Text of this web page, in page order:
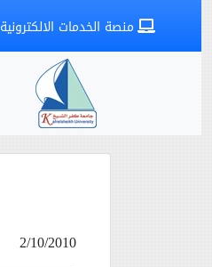
منصة الخدمات الالكترونية
2/10/2010